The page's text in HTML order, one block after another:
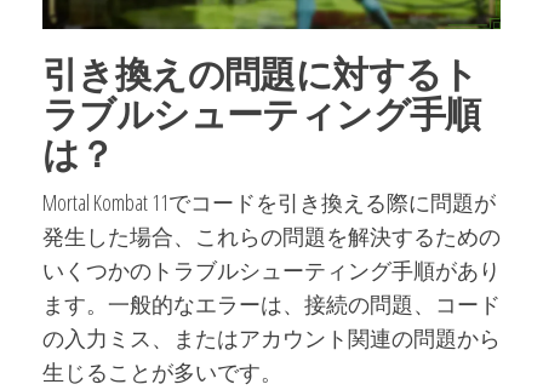
引き換えの問題に対するト
ラブルシューティング手順
は？
Mortal Kombat 11でコードを引き換える際に問題が
発生した場合、これらの問題を解決するための
いくつかのトラブルシューティング手順があり
ます。一般的なエラーは、接続の問題、コード
の入力ミス、またはアカウント関連の問題から
生じることが多いです。